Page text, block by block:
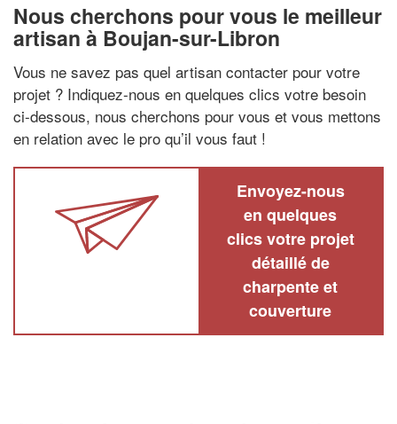
Nous cherchons pour vous le meilleur
artisan à Boujan-sur-Libron
Vous ne savez pas quel artisan contacter pour votre
projet ? Indiquez-nous en quelques clics votre besoin
ci-dessous, nous cherchons pour vous et vous mettons
en relation avec le pro qu’il vous faut !
Envoyez-nous
en quelques
clics votre projet
détaillé de
charpente et
couverture